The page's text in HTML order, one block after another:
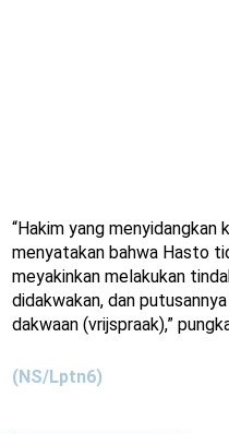
“Hakim yang menyidangkan
menyatakan bahwa Hasto
meyakinkan melakukan
didakwakan, dan
dakwaan (vrijspraak),”
(NS/Lptn6)